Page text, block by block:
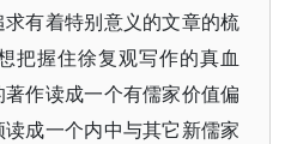
有着特别意义的文章的梳
把握住徐复观写作的真血
作读成一个有儒家价值偏
成一个内中与其它新儒家